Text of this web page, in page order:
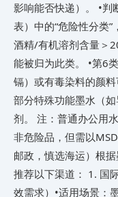
影响能否快递）。 •
表）中的“危险性分类
酒精/有机溶剂含量＞
能被归为此类。 •​第6
镉）或有毒染料的颜
部分特殊功能墨水（
剂。 注：普通办公用
非危险品，但需以
邮政，慎选海运）​​ 根
推荐以下渠道： 1. ​国
效需求）​​ •​适用场景​：